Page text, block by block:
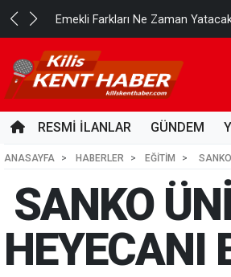
Emekli Farkları Ne Zaman
RESMİ İLANLAR GÜNDEM
ANASAYFA HABERLER EĞİTİM
SANKO
HEYECANI